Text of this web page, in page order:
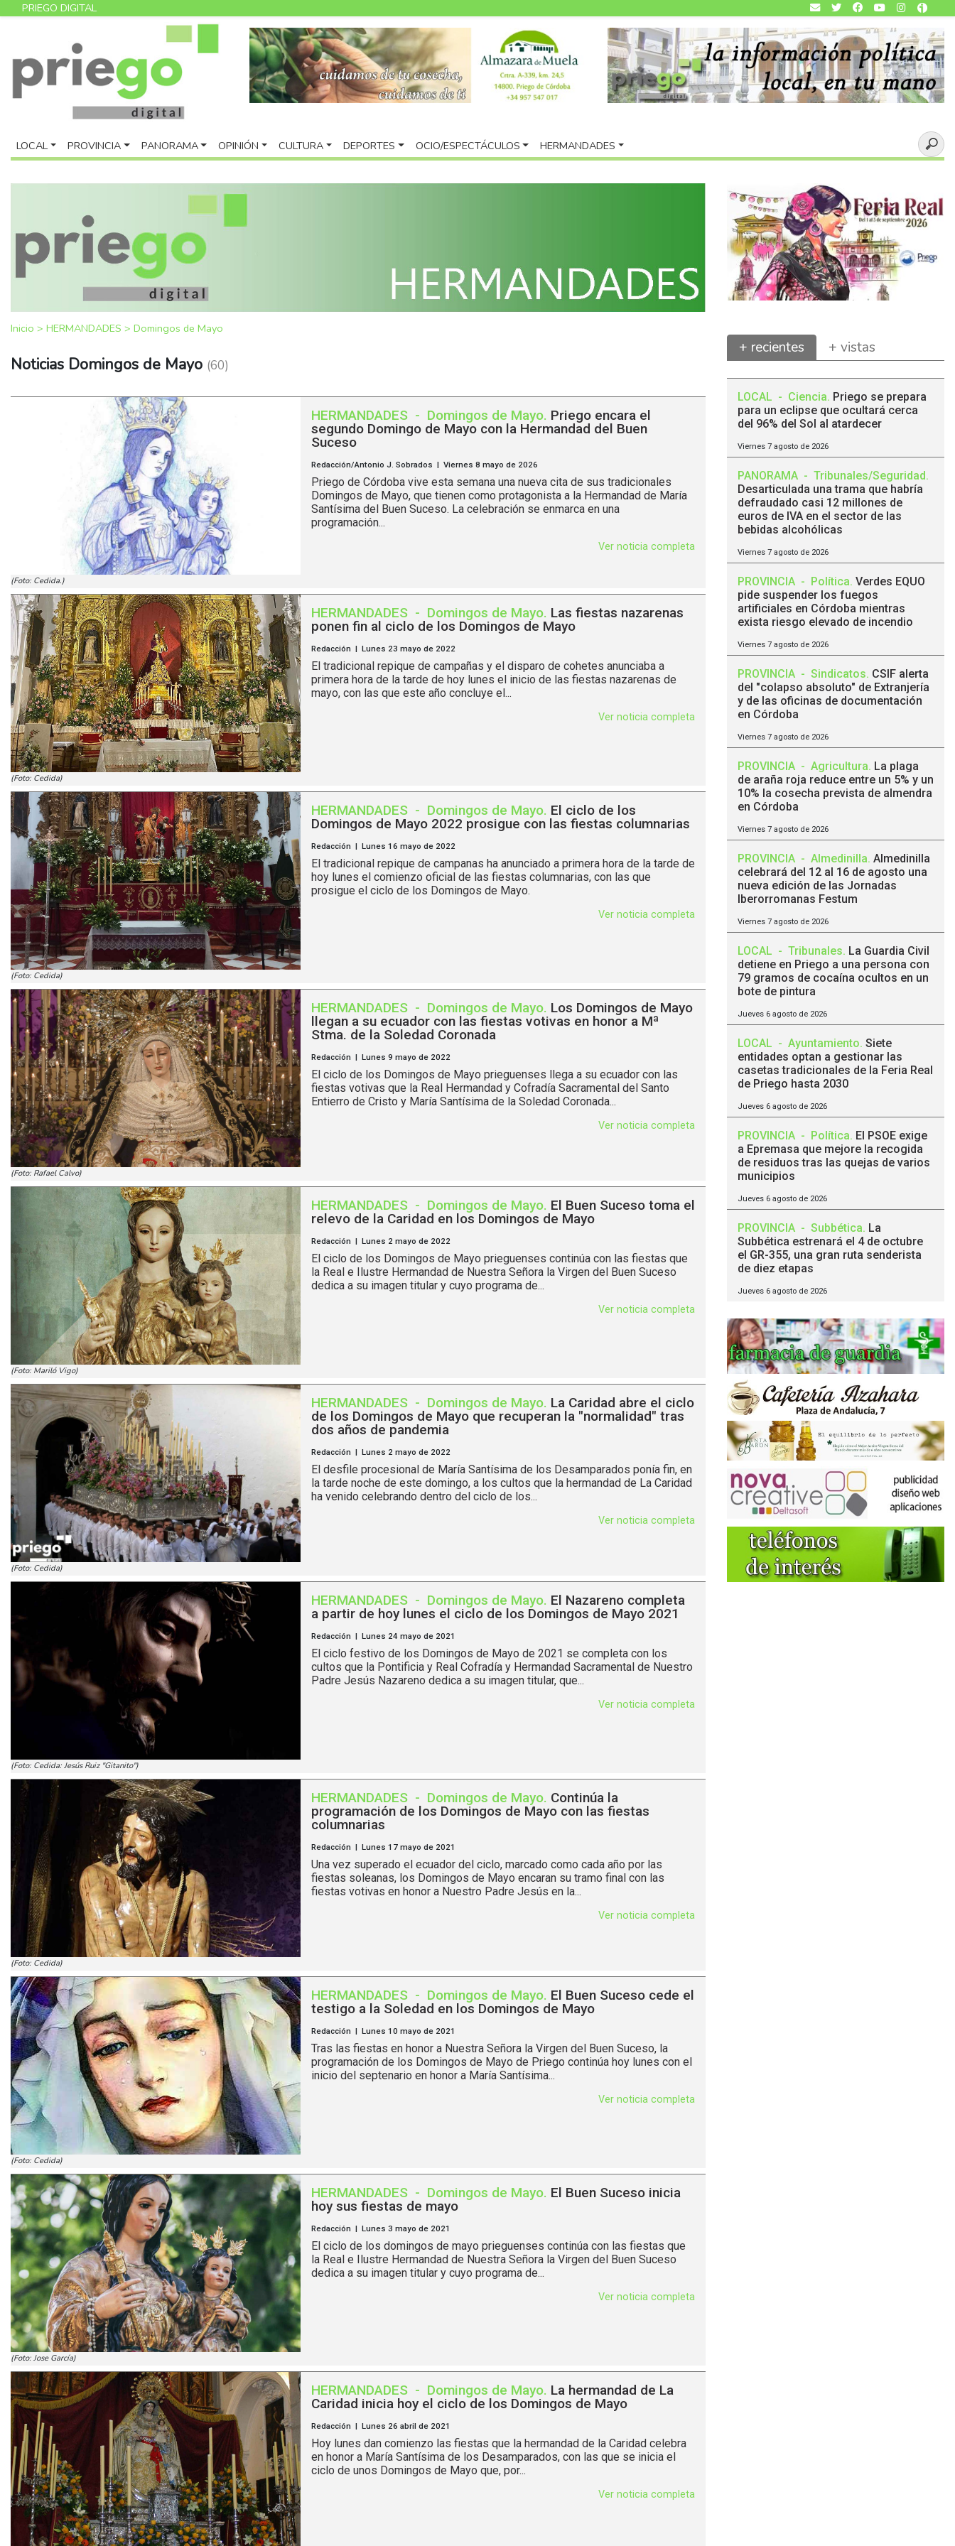
PRIEGO DIGITAL
LOCAL PROVINCIA PANORAMA OPINIÓN CULTURA DEPORTES OCIO/ESPECTÁCULOS HERMANDADES
Inicio > HERMANDADES > Domingos de Mayo
Noticias Domingos de Mayo (60)
(Foto: Cedida.)
HERMANDADES - Domingos de Mayo. Priego encara el
segundo Domingo de Mayo con la Hermandad del Buen
Suceso
Redacción/Antonio J. Sobrados | Viernes 8 mayo de 2026
Priego de Córdoba vive esta semana una nueva cita de sus tradicionales
Domingos de Mayo, que tienen como protagonista a la Hermandad de María
Santísima del Buen Suceso. La celebración se enmarca en una
programación...
Ver noticia completa
(Foto: Cedida)
HERMANDADES - Domingos de Mayo. Las fiestas nazarenas
ponen fin al ciclo de los Domingos de Mayo
Redacción | Lunes 23 mayo de 2022
El tradicional repique de campañas y el disparo de cohetes anunciaba a
primera hora de la tarde de hoy lunes el inicio de las fiestas nazarenas de
mayo, con las que este año concluye el...
Ver noticia completa
(Foto: Cedida)
HERMANDADES - Domingos de Mayo. El ciclo de los
Domingos de Mayo 2022 prosigue con las fiestas columnarias
Redacción | Lunes 16 mayo de 2022
El tradicional repique de campanas ha anunciado a primera hora de la tarde de
hoy lunes el comienzo oficial de las fiestas columnarias, con las que
prosigue el ciclo de los Domingos de Mayo.
Ver noticia completa
(Foto: Rafael Calvo)
HERMANDADES - Domingos de Mayo. Los Domingos de Mayo
llegan a su ecuador con las fiestas votivas en honor a Mª
Stma. de la Soledad Coronada
Redacción | Lunes 9 mayo de 2022
El ciclo de los Domingos de Mayo prieguenses llega a su ecuador con las
fiestas votivas que la Real Hermandad y Cofradía Sacramental del Santo
Entierro de Cristo y María Santísima de la Soledad Coronada...
Ver noticia completa
(Foto: Mariló Vigo)
HERMANDADES - Domingos de Mayo. El Buen Suceso toma el
relevo de la Caridad en los Domingos de Mayo
Redacción | Lunes 2 mayo de 2022
El ciclo de los Domingos de Mayo prieguenses continúa con las fiestas que
la Real e Ilustre Hermandad de Nuestra Señora la Virgen del Buen Suceso
dedica a su imagen titular y cuyo programa de...
Ver noticia completa
(Foto: Cedida)
HERMANDADES - Domingos de Mayo. La Caridad abre el ciclo
de los Domingos de Mayo que recuperan la "normalidad" tras
dos años de pandemia
Redacción | Lunes 2 mayo de 2022
El desfile procesional de María Santísima de los Desamparados ponía fin, en
la tarde noche de este domingo, a los cultos que la hermandad de La Caridad
ha venido celebrando dentro del ciclo de los...
Ver noticia completa
(Foto: Cedida: Jesús Ruiz "Gitanito")
HERMANDADES - Domingos de Mayo. El Nazareno completa
a partir de hoy lunes el ciclo de los Domingos de Mayo 2021
Redacción | Lunes 24 mayo de 2021
El ciclo festivo de los Domingos de Mayo de 2021 se completa con los
cultos que la Pontificia y Real Cofradía y Hermandad Sacramental de Nuestro
Padre Jesús Nazareno dedica a su imagen titular, que...
Ver noticia completa
(Foto: Cedida)
HERMANDADES - Domingos de Mayo. Continúa la
programación de los Domingos de Mayo con las fiestas
columnarias
Redacción | Lunes 17 mayo de 2021
Una vez superado el ecuador del ciclo, marcado como cada año por las
fiestas soleanas, los Domingos de Mayo encaran su tramo final con las
fiestas votivas en honor a Nuestro Padre Jesús en la...
Ver noticia completa
(Foto: Cedida)
HERMANDADES - Domingos de Mayo. El Buen Suceso cede el
testigo a la Soledad en los Domingos de Mayo
Redacción | Lunes 10 mayo de 2021
Tras las fiestas en honor a Nuestra Señora la Virgen del Buen Suceso, la
programación de los Domingos de Mayo de Priego continúa hoy lunes con el
inicio del septenario en honor a María Santísima...
Ver noticia completa
(Foto: Jose García)
HERMANDADES - Domingos de Mayo. El Buen Suceso inicia
hoy sus fiestas de mayo
Redacción | Lunes 3 mayo de 2021
El ciclo de los domingos de mayo prieguenses continúa con las fiestas que
la Real e Ilustre Hermandad de Nuestra Señora la Virgen del Buen Suceso
dedica a su imagen titular y cuyo programa de...
Ver noticia completa
HERMANDADES - Domingos de Mayo. La hermandad de La
Caridad inicia hoy el ciclo de los Domingos de Mayo
Redacción | Lunes 26 abril de 2021
Hoy lunes dan comienzo las fiestas que la hermandad de la Caridad celebra
en honor a María Santísima de los Desamparados, con las que se inicia el
ciclo de unos Domingos de Mayo que, por...
Ver noticia completa
+ recientes + vistas
LOCAL - Ciencia. Priego se prepara
para un eclipse que ocultará cerca
del 96% del Sol al atardecer
Viernes 7 agosto de 2026
PANORAMA - Tribunales/Seguridad.
Desarticulada una trama que habría
defraudado casi 12 millones de
euros de IVA en el sector de las
bebidas alcohólicas
Viernes 7 agosto de 2026
PROVINCIA - Política. Verdes EQUO
pide suspender los fuegos
artificiales en Córdoba mientras
exista riesgo elevado de incendio
Viernes 7 agosto de 2026
PROVINCIA - Sindicatos. CSIF alerta
del "colapso absoluto" de Extranjería
y de las oficinas de documentación
en Córdoba
Viernes 7 agosto de 2026
PROVINCIA - Agricultura. La plaga
de araña roja reduce entre un 5% y un
10% la cosecha prevista de almendra
en Córdoba
Viernes 7 agosto de 2026
PROVINCIA - Almedinilla. Almedinilla
celebrará del 12 al 16 de agosto una
nueva edición de las Jornadas
Iberorromanas Festum
Viernes 7 agosto de 2026
LOCAL - Tribunales. La Guardia Civil
detiene en Priego a una persona con
79 gramos de cocaína ocultos en un
bote de pintura
Jueves 6 agosto de 2026
LOCAL - Ayuntamiento. Siete
entidades optan a gestionar las
casetas tradicionales de la Feria Real
de Priego hasta 2030
Jueves 6 agosto de 2026
PROVINCIA - Política. El PSOE exige
a Epremasa que mejore la recogida
de residuos tras las quejas de varios
municipios
Jueves 6 agosto de 2026
PROVINCIA - Subbética. La
Subbética estrenará el 4 de octubre
el GR-355, una gran ruta senderista
de diez etapas
Jueves 6 agosto de 2026